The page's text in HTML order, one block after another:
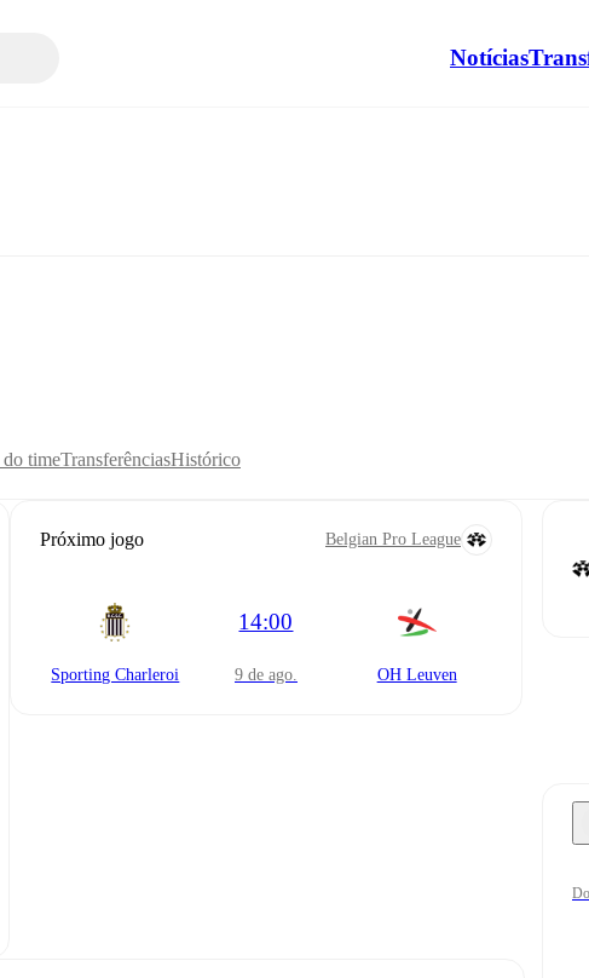
Notícias
do timeTransferênciasHistórico
Próximo jogo Belgian Pro League
Sporting Charleroi
14:00
9 de ago. OH Leuven